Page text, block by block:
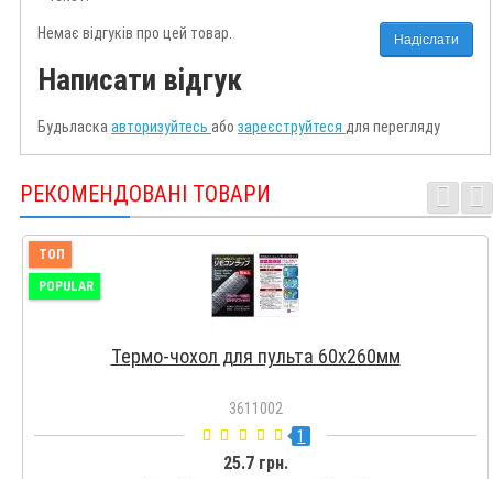
Надіслати
Немає відгуків про цей товар.
Написати відгук
Будьласка авторизуйтесь або зареєструйтеся для перегляду
РЕКОМЕНДОВАНІ ТОВАРИ
ТОП
POPULAR
Термо-чохол для пульта 60х260мм
3611002
1
25.7 грн.